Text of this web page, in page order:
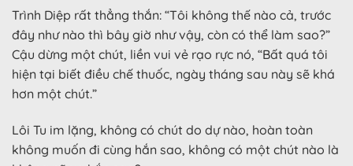
Trình Diệp rất thẳng thắn: “Tôi không thế nào cả, trước
đây như nào thì bây giờ như vậy, còn có thể làm sao?”
Cậu dừng một chút, liền vui vẻ rạo rực nó, “Bất quá tôi
hiện tại biết điều chế thuốc, ngày tháng sau này sẽ khá
hơn một chút.”
Lôi Tu im lặng, không có chút do dự nào, hoàn toàn
không muốn đi cùng hắn sao, không có một chút nào là